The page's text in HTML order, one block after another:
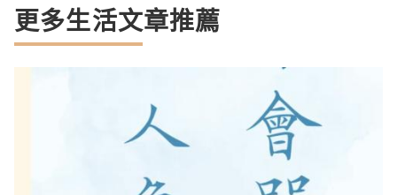
更多生活文章推薦